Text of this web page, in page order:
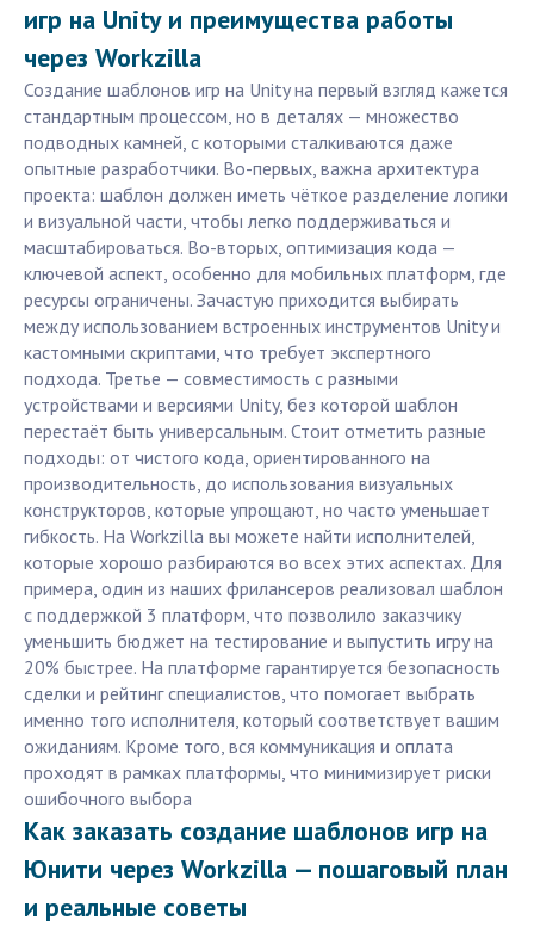
игр на Unity и преимущества работы
через Workzilla
Создание шаблонов игр на Unity на первый взгляд кажется
стандартным процессом, но в деталях — множество
подводных камней, с которыми сталкиваются даже
опытные разработчики. Во-первых, важна архитектура
проекта: шаблон должен иметь чёткое разделение логики
и визуальной части, чтобы легко поддерживаться и
масштабироваться. Во-вторых, оптимизация кода —
ключевой аспект, особенно для мобильных платформ, где
ресурсы ограничены. Зачастую приходится выбирать
между использованием встроенных инструментов Unity и
кастомными скриптами, что требует экспертного
подхода. Третье — совместимость с разными
устройствами и версиями Unity, без которой шаблон
перестаёт быть универсальным. Стоит отметить разные
подходы: от чистого кода, ориентированного на
производительность, до использования визуальных
конструкторов, которые упрощают, но часто уменьшает
гибкость. На Workzilla вы можете найти исполнителей,
которые хорошо разбираются во всех этих аспектах. Для
примера, один из наших фрилансеров реализовал шаблон
с поддержкой 3 платформ, что позволило заказчику
уменьшить бюджет на тестирование и выпустить игру на
20% быстрее. На платформе гарантируется безопасность
сделки и рейтинг специалистов, что помогает выбрать
именно того исполнителя, который соответствует вашим
ожиданиям. Кроме того, вся коммуникация и оплата
проходят в рамках платформы, что минимизирует риски
ошибочного выбора
Как заказать создание шаблонов игр на
Юнити через Workzilla — пошаговый план
и реальные советы